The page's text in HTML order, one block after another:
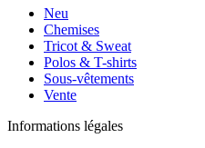
Neu
Chemises
Tricot & Sweat
Polos & T-shirts
Sous-vêtements
Vente
Informations légales